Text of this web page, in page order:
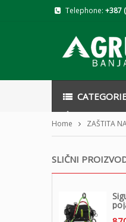
Telephone: +387
Home ZAŠTITA
SLIČNI